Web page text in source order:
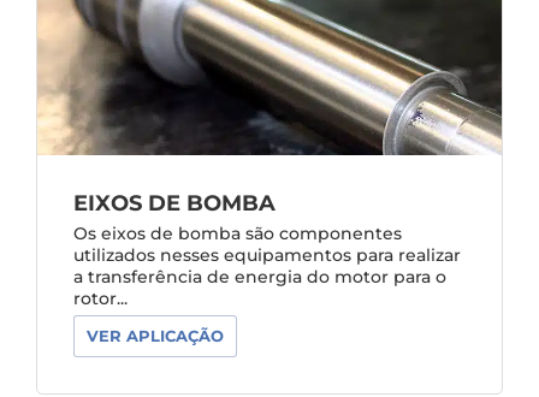
EIXOS DE BOMBA
Os eixos de bomba são componentes
utilizados nesses equipamentos para realizar
a transferência de energia do motor para o
rotor...
VER APLICAÇÃO